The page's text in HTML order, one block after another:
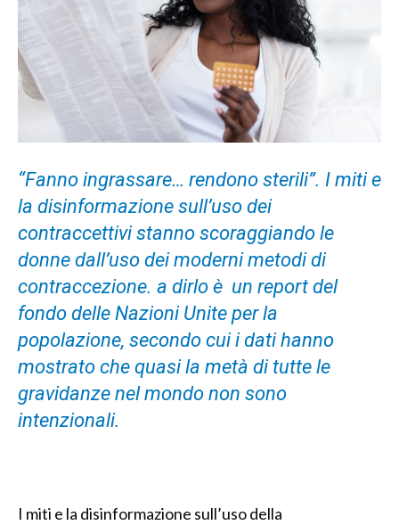
“Fanno ingrassare… rendono sterili”. I miti e
la disinformazione sull’uso dei
contraccettivi stanno scoraggiando le
donne dall’uso dei moderni metodi di
contraccezione. a dirlo è un report del
fondo delle Nazioni Unite per la
popolazione, secondo cui i dati hanno
mostrato che quasi la metà di tutte le
gravidanze nel mondo non sono
intenzionali.
I miti e la disinformazione sull’uso della